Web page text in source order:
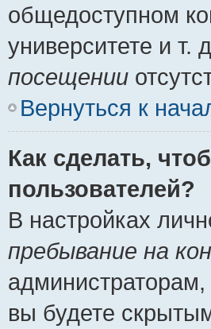
общедоступном
университете и т.
посещении
Вернуться к
Как сделать,
пользователей?
В настройках
пребывание на
вы будете